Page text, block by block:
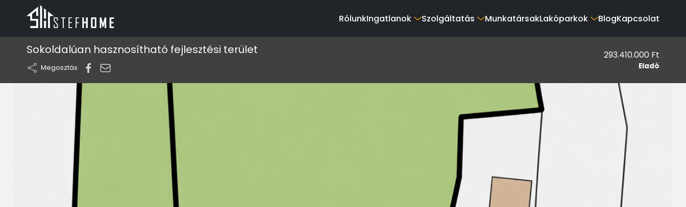
RólunkIngatlanok Szolgáltatás MunkatársakLakóparkok BlogKapcsolat
Sokoldalúan hasznosítható fejlesztési terület
Megosztás
293.410.000 Ft
Eladó